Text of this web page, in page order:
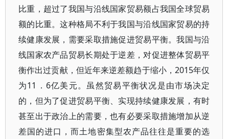
比重，超过了我国与沿线国家贸易额占我国全球贸易
额的比重。这种格局不利于我国与沿线国家贸易的持
续健康发展，需要采取措施促进贸易平衡。我国与沿
线国家农产品贸易长期处于逆差，对促进整体贸易平
衡作出过贡献，但近年来逆差额趋于缩小，2015年仅
为11．6亿美元。虽然贸易平衡状况是由市场决定
的，但为了促进贸易平衡、实现持续健康发展，有时
甚至出于政治上的需要，也有必要采取措施增加从逆
差国的进口，而土地密集型农产品往往是重要的选